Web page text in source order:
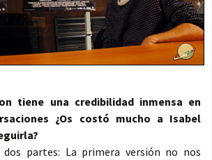
tiene una credibilidad inmensa en
¿Os costó mucho a Isabel
dos partes: La primera versión no nos